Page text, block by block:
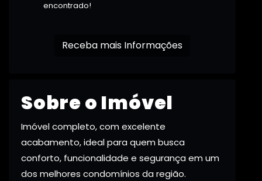
encontrado!
Receba mais Informações
Sobre o Imóvel
Imóvel completo, com excelente
acabamento, ideal para quem busca
conforto, funcionalidade e segurança em um
dos melhores condomínios da região.